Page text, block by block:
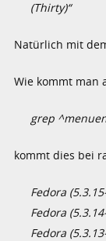
(Thirty)“
Natürlich mit
Wie kommt man
grep
kommt dies bei
Fedora
Fedora
Fedora